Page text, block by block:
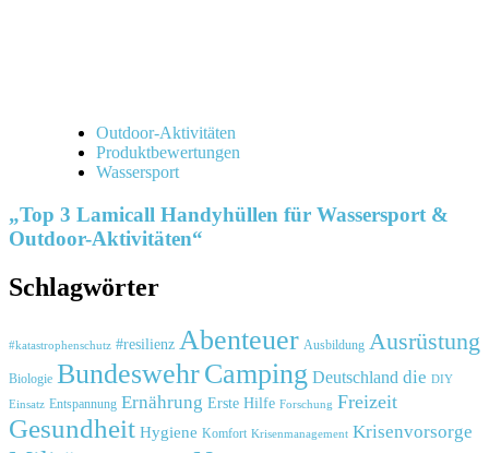
Outdoor-Aktivitäten
Produktbewertungen
Wassersport
„Top 3 Lamicall Handyhüllen für Wassersport &
Outdoor-Aktivitäten“
Schlagwörter
#katastrophenschutz #resilienz Abenteuer Ausbildung Ausrüstung
Biologie BundeswehrCamping Deutschland die DIY
Einsatz Entspannung Ernährung Erste Hilfe Forschung Freizeit
Gesundheit Hygiene Komfort Krisenmanagement Krisenvorsorge